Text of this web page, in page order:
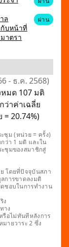
ล
บหน้าที่
าตรา
ผ่าน
- ธ.ค. 2568)
มด 107 มติ
ว่าค่าเฉลี่ย
20.74%)
ชุม (หน่วย = ครั้ง)
ว่า 1 มติ และใน
ะชุมของสมาชิกสู่
โดยที่ปัจจุบันสภา
การขาดลงมติ
ชอบในการทำงาน
ง
าง
รือไม่ทันทีหลังการ
ายวาระ 2 ซึ่ง